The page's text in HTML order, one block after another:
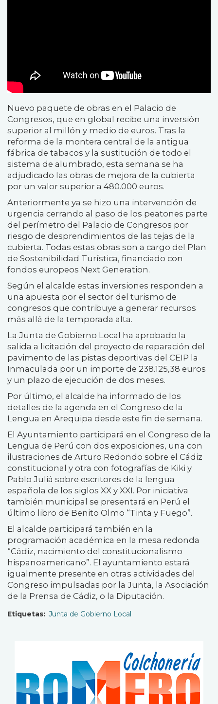
Nuevo paquete de obras en el Palacio de
Congresos, que en global recibe una inversión
superior al millón y medio de euros. Tras la
reforma de la montera central de la antigua
fábrica de tabacos y la sustitución de todo el
sistema de alumbrado, esta semana se ha
adjudicado las obras de mejora de la cubierta
por un valor superior a 480.000 euros.
Anteriormente ya se hizo una intervención de
urgencia cerrando al paso de los peatones parte
del perímetro del Palacio de Congresos por
riesgo de desprendimientos de las tejas de la
cubierta. Todas estas obras son a cargo del Plan
de Sostenibilidad Turística, financiado con
fondos europeos Next Generation.
Según el alcalde estas inversiones responden a
una apuesta por el sector del turismo de
congresos que contribuye a generar recursos
más allá de la temporada alta.
La Junta de Gobierno Local ha aprobado la
salida a licitación del proyecto de reparación del
pavimento de las pistas deportivas del CEIP la
Inmaculada por un importe de 238.125,38 euros
y un plazo de ejecución de dos meses.
Por último, el alcalde ha informado de los
detalles de la agenda en el Congreso de la
Lengua en Arequipa desde este fin de semana.
El Ayuntamiento participará en el Congreso de la
Lengua de Perú con dos exposiciones, una con
ilustraciones de Arturo Redondo sobre el Cádiz
constitucional y otra con fotografías de Kiki y
Pablo Juliá sobre escritores de la lengua
española de los siglos XX y XXI. Por iniciativa
también municipal se presentará en Perú el
último libro de Benito Olmo “Tinta y Fuego”.
El alcalde participará también en la
programación académica en la mesa redonda
“Cádiz, nacimiento del constitucionalismo
hispanoamericano”. El ayuntamiento estará
igualmente presente en otras actividades del
Congreso impulsadas por la Junta, la Asociación
de la Prensa de Cádiz, o la Diputación.
Etiquetas Junta de Gobierno Local